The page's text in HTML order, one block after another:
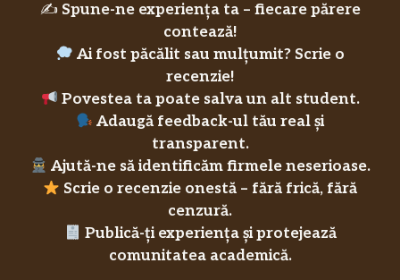
✍️ Spune-ne experiența ta – fiecare părere
contează!
Ai fost păcălit sau mulțumit? Scrie o
recenzie!
Povestea ta poate salva un alt student.
Adaugă feedback-ul tău real și
transparent.
Ajută-ne să identificăm firmele neserioase.
Scrie o recenzie onestă – fără frică, fără
cenzură.
Publică-ți experiența și protejează
comunitatea academică.